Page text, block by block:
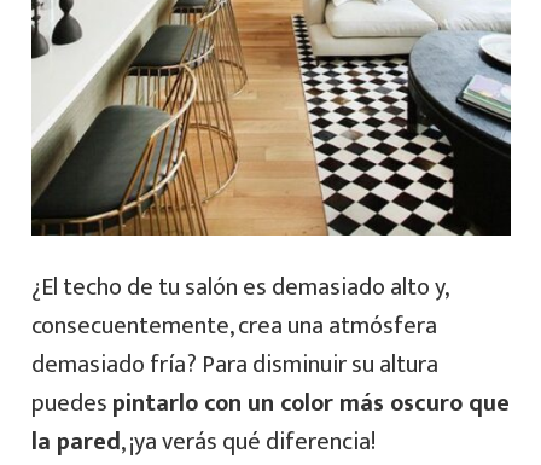
¿El techo de tu salón es demasiado alto y,
consecuentemente, crea una atmósfera
demasiado fría? Para disminuir su altura
puedespintarlo con un color más oscuro que
la pared, ¡ya verás qué diferencia!